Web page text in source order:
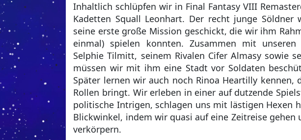
Inhaltlich schlüpfen wir in Final Fantasy VIII
Kadetten Squall Leonhart. Der recht junge Söldner
seine erste große Mission geschickt, die wir ihm
einmal) spielen konnten. Zusammen mit
Selphie Tilmitt, seinem Rivalen Cifer Almasy sowie
müssen wir mit ihm eine Stadt vor Soldaten
Später lernen wir auch noch Rinoa Heartilly
Rollen bringt. Wir erleben in einer auf dutzende
politische Intrigen, schlagen uns mit lästigen Hexen
Blickwinkel, indem wir quasi auf eine Zeitreise gehen
verkörpern.